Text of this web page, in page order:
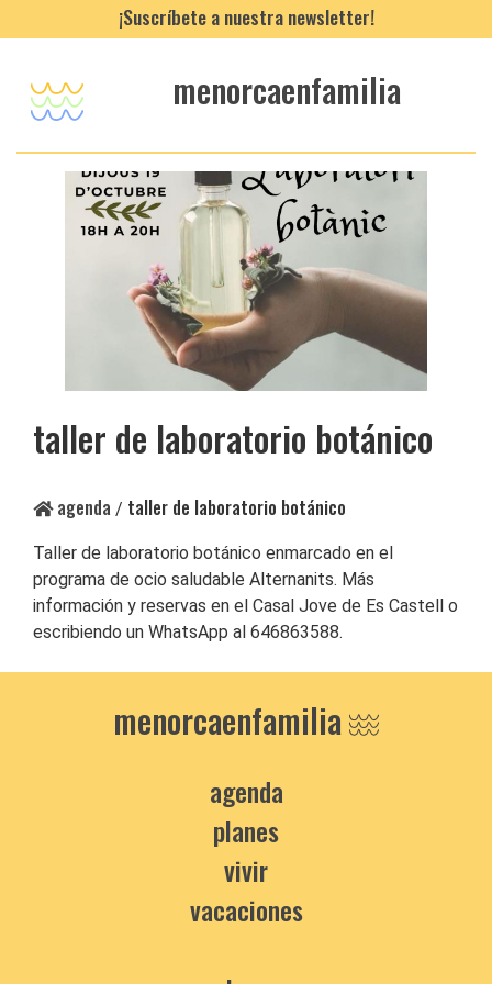
¡Suscríbete a nuestra newsletter!
menorcaenfamilia
taller de laboratorio botánico
agenda / taller de laboratorio botánico
Taller de laboratorio botánico enmarcado en el
programa de ocio saludable Alternanits. Más
información y reservas en el Casal Jove de Es Castell o
escribiendo un WhatsApp al 646863588.
menorcaenfamilia
agenda
planes
vivir
vacaciones